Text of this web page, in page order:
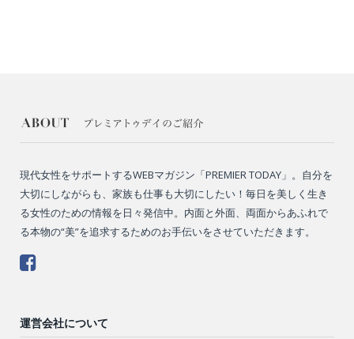
現代女性をサポートするWEBマガジン「PREMIER TODAY」。自分を
大切にしながらも、家族も仕事も大切にしたい！毎日を美しく生き
る女性のための情報を日々発信中。内面と外面、両面からあふれで
る本物の“美”を追求するためのお手伝いをさせていただきます。
運営会社について